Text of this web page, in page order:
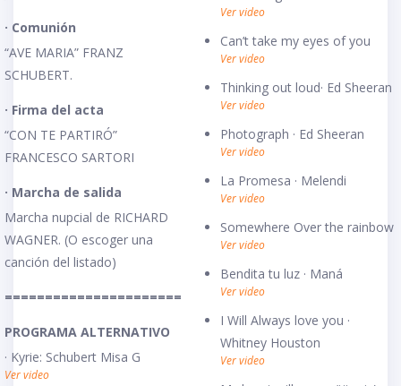
· Comunión
“AVE MARIA” FRANZ
SCHUBERT.
· Firma del acta
“CON TE PARTIRÓ”
FRANCESCO SARTORI
· Marcha de salida
Marcha nupcial de RICHARD
WAGNER. (O escoger una
canción del listado)
======================
PROGRAMA ALTERNATIVO
· Kyrie: Schubert Misa G
Ver video
Ver video
Can’t take my eyes of you
Ver video
Thinking out loud· Ed Sheeran
Ver video
Photograph · Ed Sheeran
Ver video
La Promesa · Melendi
Ver video
Somewhere Over the rainbow
Ver video
Bendita tu luz · Maná
Ver video
I Will Always love you ·
Whitney Houston
Ver video